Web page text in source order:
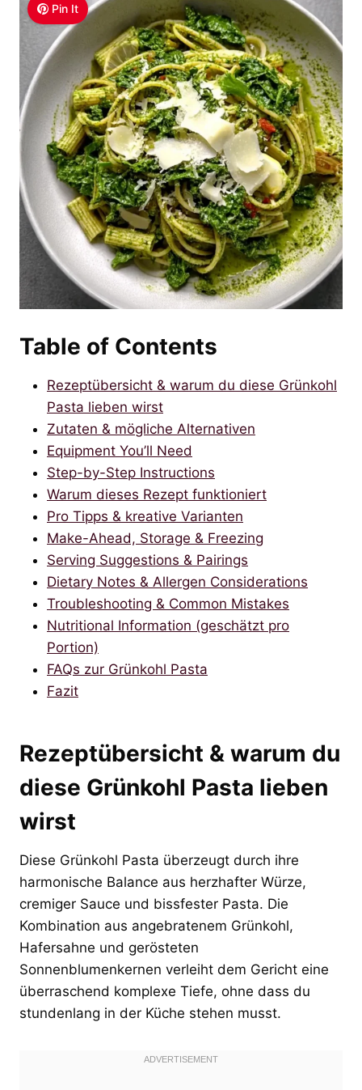
Pin It
Table of Contents
Rezeptübersicht & warum du diese Grünkohl
Pasta lieben wirst
Zutaten & mögliche Alternativen
Equipment You’ll Need
Step-by-Step Instructions
Warum dieses Rezept funktioniert
Pro Tipps & kreative Varianten
Make-Ahead, Storage & Freezing
Serving Suggestions & Pairings
Dietary Notes & Allergen Considerations
Troubleshooting & Common Mistakes
Nutritional Information (geschätzt pro
Portion)
FAQs zur Grünkohl Pasta
Fazit
Rezeptübersicht & warum du
diese Grünkohl Pasta lieben
wirst
Diese Grünkohl Pasta überzeugt durch ihre
harmonische Balance aus herzhafter Würze,
cremiger Sauce und bissfester Pasta. Die
Kombination aus angebratenem Grünkohl,
Hafersahne und gerösteten
Sonnenblumenkernen verleiht dem Gericht eine
überraschend komplexe Tiefe, ohne dass du
stundenlang in der Küche stehen musst.